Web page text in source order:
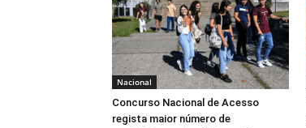
Nacional
Concurso Nacional de Acesso
regista maior número de